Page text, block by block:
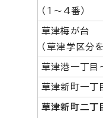
（1～4番）
草津梅が台
（草津学区分を
草津港一丁目
草津新町一丁
草津新町二丁